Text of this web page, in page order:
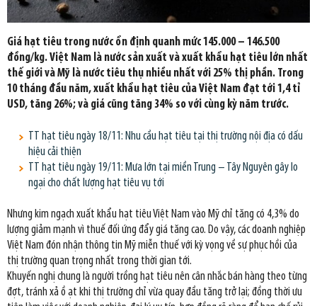
Giá hạt tiêu trong nước ổn định quanh mức 145.000 – 146.500
đồng/kg. Việt Nam là nước sản xuất và xuất khẩu hạt tiêu lớn nhất
thế giới và Mỹ là nước tiêu thụ nhiều nhất với 25% thị phần. Trong
10 tháng đầu năm, xuất khẩu hạt tiêu của Việt Nam đạt tới 1,4 tỉ
USD, tăng 26%; và giá cũng tăng 34% so với cùng kỳ năm trước.
TT hạt tiêu ngày 18/11: Nhu cầu hạt tiêu tại thị trường nội địa có dấu
hiệu cải thiện
TT hạt tiêu ngày 19/11: Mưa lớn tại miền Trung – Tây Nguyên gây lo
ngại cho chất lượng hạt tiêu vụ tới
Nhưng kim ngạch xuất khẩu hạt tiêu Việt Nam vào Mỹ chỉ tăng có 4,3% do
lượng giảm mạnh vì thuế đối ứng đẩy giá tăng cao. Do vậy, các doanh nghiệp
Việt Nam đón nhận thông tin Mỹ miễn thuế với kỳ vọng về sự phục hồi của
thị trường quan trọng nhất trong thời gian tới.
Khuyến nghị chung là người trồng hạt tiêu nên cân nhắc bán hàng theo từng
đợt, tránh xả ồ ạt khi thị trường chỉ vừa quay đầu tăng trở lại; đồng thời ưu